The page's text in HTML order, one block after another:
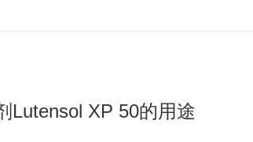
Lutensol XP 50的用途